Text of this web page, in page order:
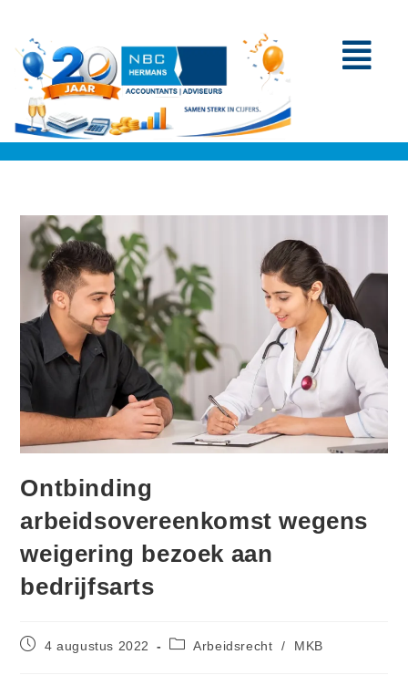
Ontbinding
arbeidsovereenkomst wegens
weigering bezoek aan
bedrijfsarts
4 augustus 2022 Arbeidsrecht / MKB